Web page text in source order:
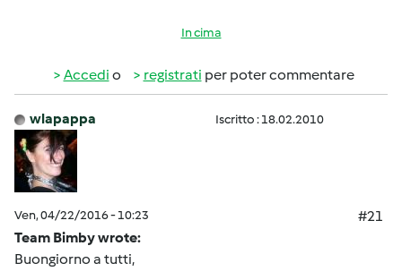
In cima
Accedi o registrati per poter commentare
wlapappa Iscritto : 18.02.2010
Ven, 04/22/2016 - 10:23
#21
Team Bimby wrote:
Buongiorno a tutti,